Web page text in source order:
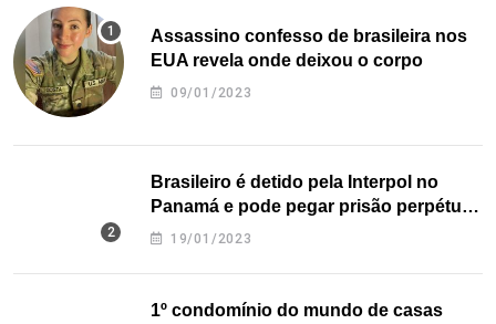
Assassino confesso de brasileira nos
EUA revela onde deixou o corpo
09/01/2023
Brasileiro é detido pela Interpol no
Panamá e pode pegar prisão perpétua
nos EUA
19/01/2023
1º condomínio do mundo de casas